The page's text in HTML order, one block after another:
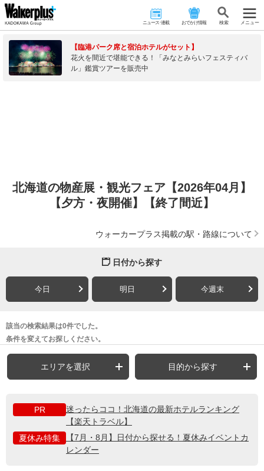
ニュース･連載 おでかけ情報 検 索 メニュー
【臨港パーク席と宿泊ホテルがセット】
花火を間近で堪能できる！「みなとみらいフェスティバ
ル」鑑賞ツアーを販売中
北海道の物産展・観光フェア【2026年04月】
【夕方・夜開催】【終了間近】
ウォーカープラス掲載の駅・路線について
日付から探す
今日 明日 今週末
該当の検索結果は0件でした。
条件を変えてお探しください。
エリアを選択 目的から探す
PR
迷ったらココ！北海道の最新ホテルランキング
【楽天トラベル】
夏休み特集
【7月・8月】日付から探せる！夏休みイベントカ
レンダー